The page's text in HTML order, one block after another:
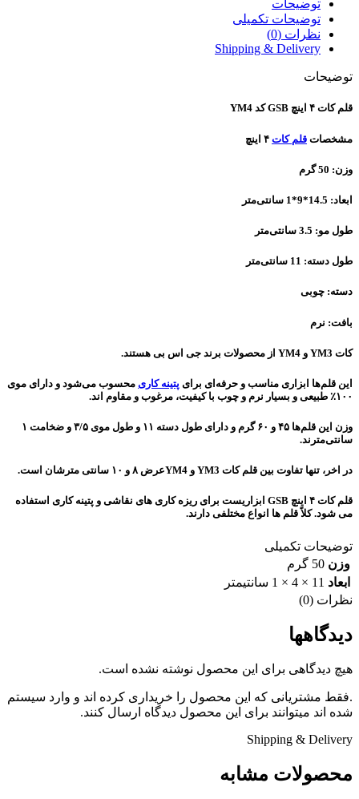
توضیحات
توضیحات تکمیلی
نظرات (0)
Shipping & Delivery
توضیحات
قلم کات ۴ اینچ GSB کد YM4
مشخصات قلم کات
وزن: 50 گرم
ابعاد: 14.5*9*1 سانتی‌متر
طول مو: 3.5 سانتی‌متر
طول دسته: 11 سانتی‌متر
دسته: چوبی
بافت: نرم
کات YM3 و YM4 از محصولات برند جی اس بی هستند.
این قلم‌ها ابزاری مناسب و حرفه‌ای برای پتینه کاری محسوب می‌شود و دارای موی
۱۰۰٪ طبیعی و بسیار نرم و چوب با کیفیت، مرغوب و مقاوم اند.
وزن این قلم‌ها ۴۵ و ۶۰ گرم و دارای طول دسته ۱۱ و طول موی ۳/۵ و ضخامت ۱
سانتی‌مترند.
در اخر، تنها تفاوت بین قلم کات YM3 و YM4عرض ۸ و ۱۰ سانتی مترشان است.
قلم کات ۴ اینچ GSB ابزاریست برای ریزه کاری های نقاشی و پتینه کاری استفاده
می شود. کلاً قلم ها انواع مختلفی دارند.
توضیحات تکمیلی
وزن 50 گرم
ابعاد 11 × 4 × 1 سانتیمتر
نظرات (0)
دیدگاهها
هیچ دیدگاهی برای این محصول نوشته نشده است.
.فقط مشتریانی که این محصول را خریداری کرده اند و وارد سیستم
شده اند میتوانند برای این محصول دیدگاه ارسال کنند.
Shipping & Delivery
محصولات مشابه